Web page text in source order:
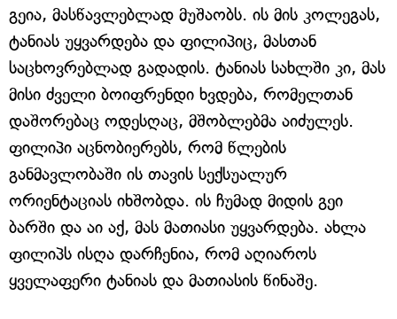
გეია, მასწავლებლად მუშაობს. ის მის კოლეგას,
ტანიას უყვარდება და ფილიპიც, მასთან
საცხოვრებლად გადადის. ტანიას სახლში კი, მას
მისი ძველი ბოიფრენდი ხვდება, რომელთან
დაშორებაც ოდესღაც, მშობლებმა აიძულეს.
ფილიპი აცნობიერებს, რომ წლების
განმავლობაში ის თავის სექსუალურ
ორიენტაციას იხშობდა. ის ჩუმად მიდის გეი
ბარში და აი აქ, მას მათიასი უყვარდება. ახლა
ფილიპს ისღა დარჩენია, რომ აღიაროს
ყველაფერი ტანიას და მათიასის წინაშე.